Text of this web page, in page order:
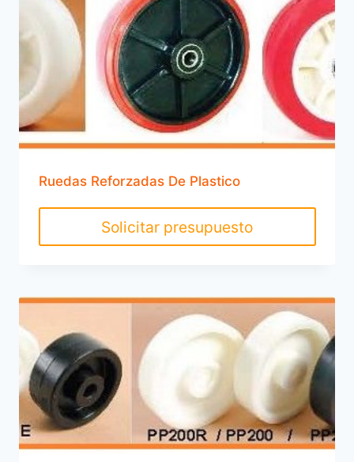
Ruedas Reforzadas De Plastico
Solicitar presupuesto